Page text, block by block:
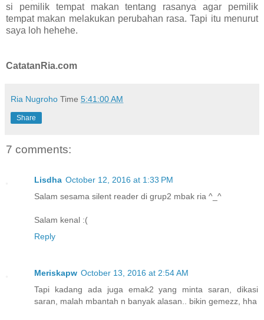
si pemilik tempat makan tentang rasanya agar pemilik
tempat makan melakukan perubahan rasa. Tapi itu menurut
saya loh hehehe.
CatatanRia.com
Ria Nugroho Time 5:41:00 AM
Share
7 comments:
Lisdha October 12, 2016 at 1:33 PM
Salam sesama silent reader di grup2 mbak ria ^_^
Salam kenal :(
Reply
Meriskapw October 13, 2016 at 2:54 AM
Tapi kadang ada juga emak2 yang minta saran, dikasi
saran, malah mbantah n banyak alasan.. bikin gemezz, hha